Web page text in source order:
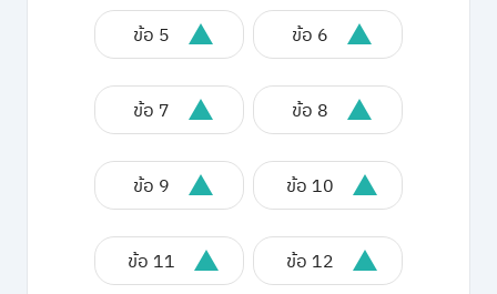
ข้อ 5 ข้อ 6
ข้อ 7 ข้อ 8
ข้อ 9 ข้อ 10
ข้อ 11 ข้อ 12